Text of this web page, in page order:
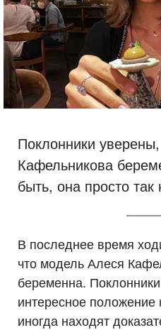
Поклонники
Кафельникова
быть, она просто так
В последнее время
что модель Алеся
беременна.
интересное
иногда находят